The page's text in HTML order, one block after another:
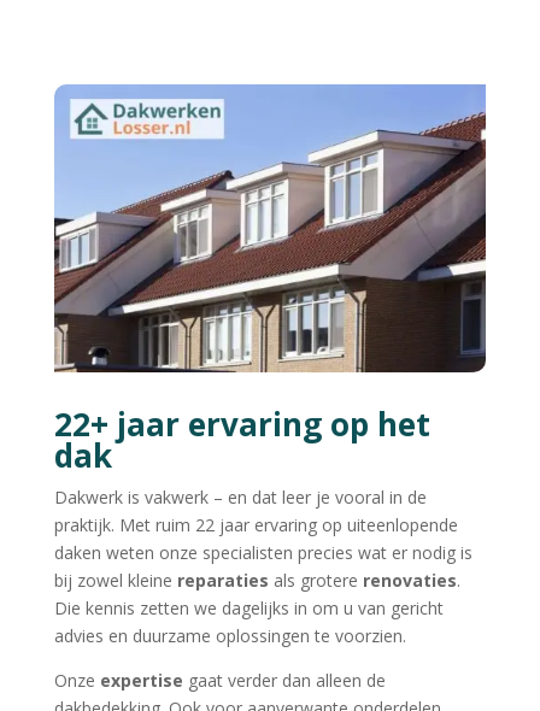
22+ jaar ervaring op het
dak
Dakwerk is vakwerk – en dat leer je vooral in de
praktijk. Met ruim 22 jaar ervaring op uiteenlopende
daken weten onze specialisten precies wat er nodig is
bij zowel kleine reparaties als grotere renovaties.
Die kennis zetten we dagelijks in om u van gericht
advies en duurzame oplossingen te voorzien.
Onze expertise gaat verder dan alleen de